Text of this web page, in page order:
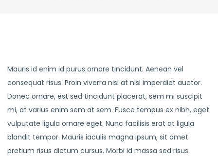
Mauris id enim id purus ornare tincidunt. Aenean vel
consequat risus. Proin viverra nisi at nisl imperdiet auctor.
Donec ornare, est sed tincidunt placerat, sem mi suscipit
mi, at varius enim sem at sem. Fusce tempus ex nibh, eget
vulputate ligula ornare eget. Nunc facilisis erat at ligula
blandit tempor. Mauris iaculis magna ipsum, sit amet
pretium risus dictum cursus. Morbi id massa sed risus